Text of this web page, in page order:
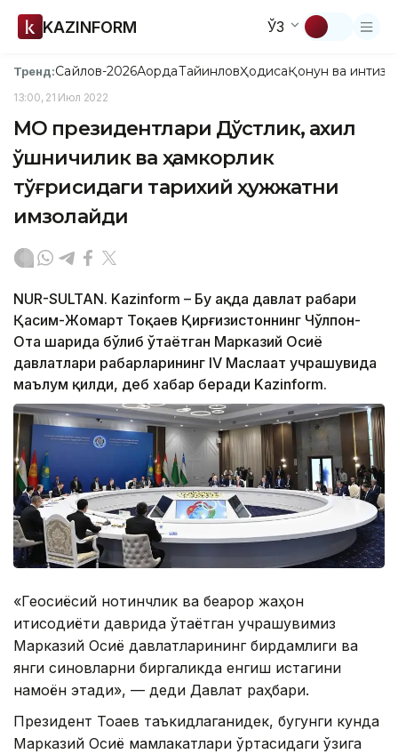
KAZINFORM ЎЗ
Тренд:Сайлов-2026АқордаТайинловҲодисаҚонун ва
13:00, 21 Июл 2022
МО президентлари Дўстлик, ахил
қўшничилик ва ҳамкорлик
тўғрисидаги тарихий ҳужжатни
имзолайди
NUR-SULTAN. Kazinform – Бу ҳақда давлат раҳбари
Қасим-Жомарт Тоқаев Қирғизистоннинг Чўлпон-
Ота шаҳрида бўлиб ўтаётган Марказий Осиё
давлатлари раҳбарларининг IV Маслаҳат учрашувида
маълум қилди, деб хабар беради Kazinform.
«Геосиёсий нотинчлик ва беқарор жаҳон
иқтисодиёти даврида ўтаётган учрашувимиз
Марказий Осиё давлатларининг бирдамлиги ва
янги синовларни биргаликда енгиш истагини
намоён этади», — деди Давлат раҳбари.
Президент Тоқаев таъкидлаганидек, бугунги кунда
Марказий Осиё мамлакатлари ўртасидаги ўзига